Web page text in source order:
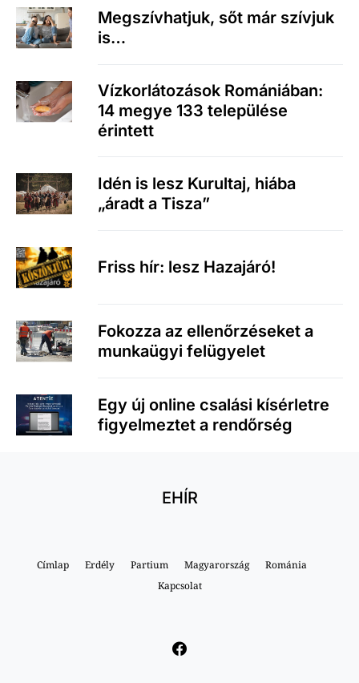
Megszívhatjuk, sőt már szívjuk
is…
Vízkorlátozások Romániában:
14 megye 133 települése
érintett
Idén is lesz Kurultaj, hiába
„áradt a Tisza”
Friss hír: lesz Hazajáró!
Fokozza az ellenőrzéseket a
munkaügyi felügyelet
Egy új online csalási kísérletre
figyelmeztet a rendőrség
EHÍR
Címlap Erdély Partium Magyarország
Románia
Kapcsolat